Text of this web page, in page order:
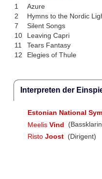
1
Azure
2
Hymns to the Nordic
7
Silent Songs
10
Leaving Capri
11
Tears Fantasy
12
Elegies of Thule
Interpreten der
Estonian National
Meelis Vind
Risto Joost (Dirigent)